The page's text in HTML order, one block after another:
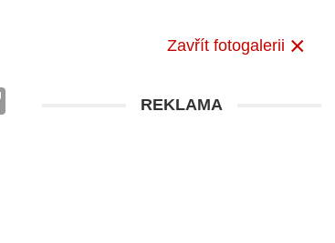
Zavřít fotogalerii
REKLAMA